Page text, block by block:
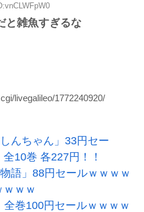
と雑魚すぎるな
livegalileo/1772240920/
んちゃん」33円セー
10巻 各227円！！
語」88円セールｗｗｗｗ
ｗｗ
全巻100円セールｗｗｗｗ